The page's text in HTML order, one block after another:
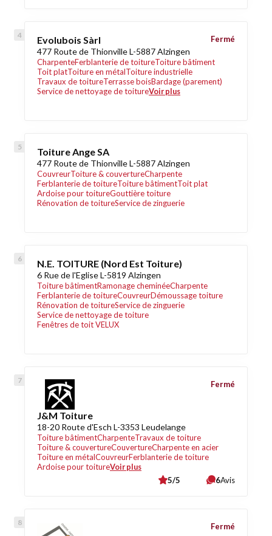
Evolubois Sàrl
477 Route de Thionville L-5887 Alzingen
CharpenteFerblanterie de toitureToiture bâtiment
Toit platToiture en métalToiture industrielle
Travaux de toitureTerrasse boisBardage (parement)
Service de nettoyage de toitureVoir plus
Fermé
Toiture Ange SA
477 Route de Thionville L-5887 Alzingen
CouvreurToiture & couvertureCharpente
Ferblanterie de toitureToiture bâtimentToit plat
Ardoise pour toitureGouttière toiture
Rénovation de toitureService de zinguerie
N.E. TOITURE (Nord Est Toiture)
6 Rue de l'Eglise L-5819 Alzingen
Toiture bâtimentRamonage cheminéeCharpente
Ferblanterie de toitureCouvreurDémoussage toiture
Rénovation de toitureService de zinguerie
Service de nettoyage de toiture
Fenêtres de toit VELUX
J&M Toiture
18-20 Route d'Esch L-3353 Leudelange
Toiture bâtimentCharpenteTravaux de toiture
Toiture & couvertureCouvertureCharpente en acier
Toiture en métalCouvreurFerblanterie de toiture
Ardoise pour toitureVoir plus
Fermé
5/5 6Avis
Fermé